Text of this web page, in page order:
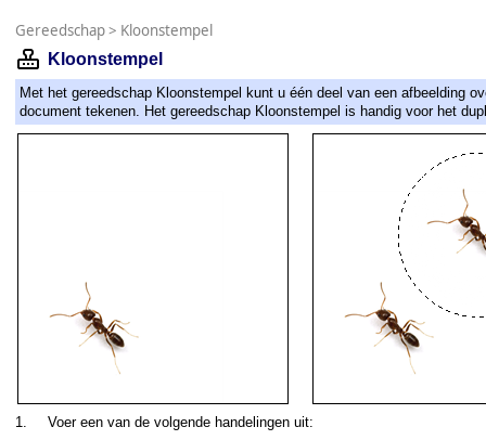
Gereedschap> Kloonstempel
Kloonstempel
Met het gereedschap Kloonstempel kunt u één deel van een afbeelding
document tekenen. Het gereedschap Kloonstempel is handig voor het
1.
Voer een van de volgende handelingen uit: